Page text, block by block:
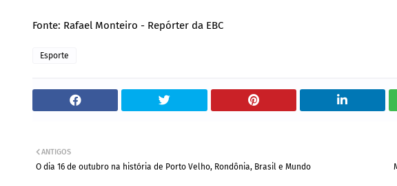
Fonte: Rafael Monteiro - Repórter da EBC
Esporte
ANTIGOS
O dia 16 de outubro na história de Porto Velho, Rondônia, Brasil e Mundo